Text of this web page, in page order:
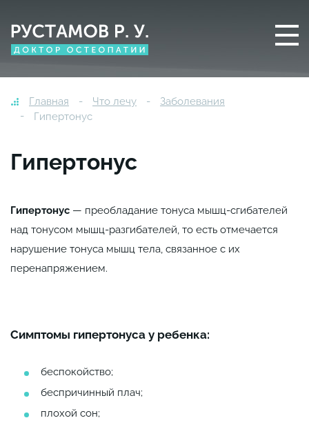
Главная Что лечу
Заболевания
Гипертонус
Гипертонус
Гипертонус — преобладание тонуса мышц-сгибателей
над тонусом мышц-разгибателей, то есть отмечается
нарушение тонуса мышц тела, связанное с их
перенапряжением.
Симптомы гипертонуса у ребенка:
беспокойство;
беспричинный плач;
плохой сон;